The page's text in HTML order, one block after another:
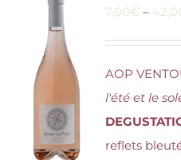
7,00€ –
AOP
l'été et le
reflets